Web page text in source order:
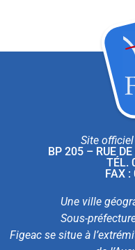
Site
BP 205 – RUE
TÉL.
FAX
Une ville
Sous-
Figeac se situe à